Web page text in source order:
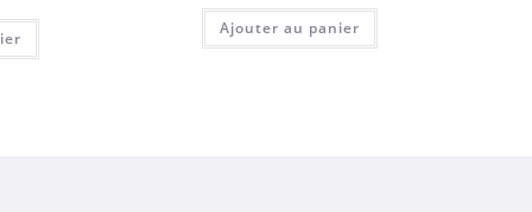
Ajouter au panier